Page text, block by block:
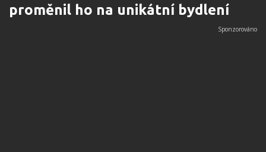
proměnil ho na unikátní bydlení